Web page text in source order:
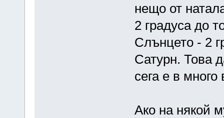
нещо от
2 градуса до
Слънцето - 2
Сатурн. Това
сега е в
Ако на някой